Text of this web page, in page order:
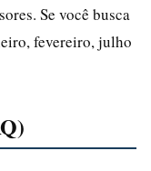
Se você busca
fevereiro, julho